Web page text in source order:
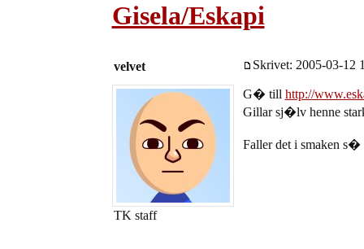
Gisela/Eskapi
velvet Skrivet: 2005-03-12
TK staff
G� till http://
Gillar sj�lv henne
Faller det i smaken